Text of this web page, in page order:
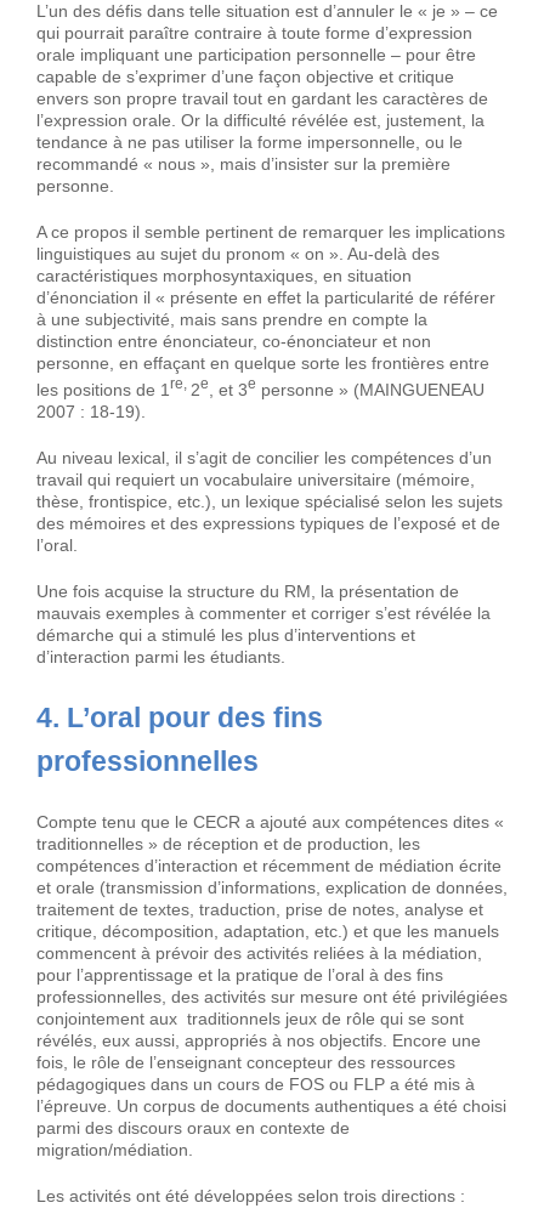
L’un des défis dans telle situation est d’annuler le « je » – ce
qui pourrait paraître contraire à toute forme d’expression
orale impliquant une participation personnelle – pour être
capable de s’exprimer d’une façon objective et critique
envers son propre travail tout en gardant les caractères de
l’expression orale. Or la difficulté révélée est, justement, la
tendance à ne pas utiliser la forme impersonnelle, ou le
recommandé « nous », mais d’insister sur la première
personne.
A ce propos il semble pertinent de remarquer les implications
linguistiques au sujet du pronom « on ». Au-delà des
caractéristiques morphosyntaxiques, en situation
d’énonciation il « présente en effet la particularité de référer
à une subjectivité, mais sans prendre en compte la
distinction entre énonciateur, co-énonciateur et non
personne, en effaçant en quelque sorte les frontières entre
les positions de 1 re, 2e , et 3e personne » (MAINGUENEAU
2007 : 18-19).
Au niveau lexical, il s’agit de concilier les compétences d’un
travail qui requiert un vocabulaire universitaire (mémoire,
thèse, frontispice, etc.), un lexique spécialisé selon les sujets
des mémoires et des expressions typiques de l’exposé et de
l’oral.
Une fois acquise la structure du RM, la présentation de
mauvais exemples à commenter et corriger s’est révélée la
démarche qui a stimulé les plus d’interventions et
d’interaction parmi les étudiants.
4. L’oral pour des fins
professionnelles
Compte tenu que le CECR a ajouté aux compétences dites «
traditionnelles » de réception et de production, les
compétences d’interaction et récemment de médiation écrite
et orale (transmission d’informations, explication de données,
traitement de textes, traduction, prise de notes, analyse et
critique, décomposition, adaptation, etc.) et que les manuels
commencent à prévoir des activités reliées à la médiation,
pour l’apprentissage et la pratique de l’oral à des fins
professionnelles, des activités sur mesure ont été privilégiées
conjointement aux traditionnels jeux de rôle qui se sont
révélés, eux aussi, appropriés à nos objectifs. Encore une
fois, le rôle de l’enseignant concepteur des ressources
pédagogiques dans un cours de FOS ou FLP a été mis à
l’épreuve. Un corpus de documents authentiques a été choisi
parmi des discours oraux en contexte de
migration/médiation.
Les activités ont été développées selon trois directions :